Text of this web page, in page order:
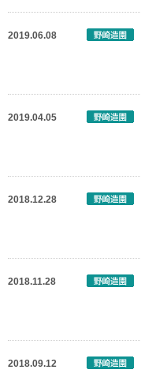
2019.06.08
2019.04.05
2018.12.28
2018.11.28
2018.09.12